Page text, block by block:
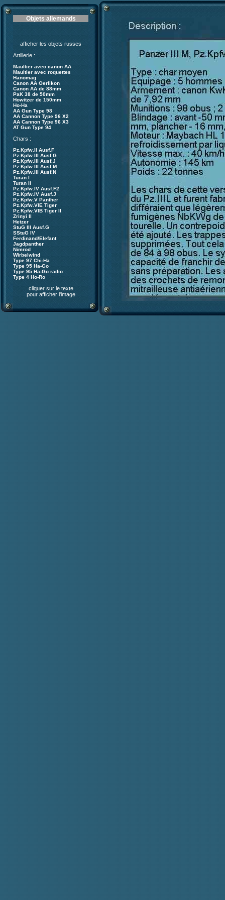
Objets allemands
afficher les objets russes
Artillerie :
Maultier avec canon AA
Maultier avec roquettes
Hanomag
Canon AA Oerlikon
Canon AA de 88mm
PaK 38 de 50mm
Howitzer de 150mm
Ho-Ha
AA Gun Type 98
AA Cannon Type 96 X2
AA Cannon Type 96 X3
AT Gun Type 94
Chars :
Pz.Kpfw.II Ausf.F
Pz.Kpfw.III Ausf.G
Pz.Kpfw.III Ausf.J
Pz.Kpfw.III Ausf.M
Pz.Kpfw.III Ausf.N
Turan I
Turan II
Pz.Kpfw.IV Ausf.F2
Pz.Kpfw.IV Ausf.J
Pz.Kpfw.V Panther
Pz.Kpfw.VIE Tiger
Pz.Kpfw.VIB Tiger II
Zrinyi II
Hetzer
StuG III Ausf.G
SStuG IV
Ferdinand/Elefant
Jagdpanther
Nimrod
Wirbelwind
Type 97 Chi-Ha
Type 95 Ha-Go
Type 95 Ha-Go radio
Type 4 Ho-Ro
cliquer sur le texte
pour afficher l'image